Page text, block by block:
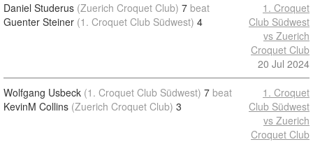
Daniel Studerus (Zuerich Croquet Club) 7 beat
Guenter Steiner (1. Croquet Club Südwest) 4
1. Croquet
Club Südwest
vs Zuerich
Croquet Club
20 Jul 2024
Wolfgang Usbeck (1. Croquet Club Südwest) 7 beat
KevinM Collins (Zuerich Croquet Club) 3
1. Croquet
Club Südwest
vs Zuerich
Croquet Club